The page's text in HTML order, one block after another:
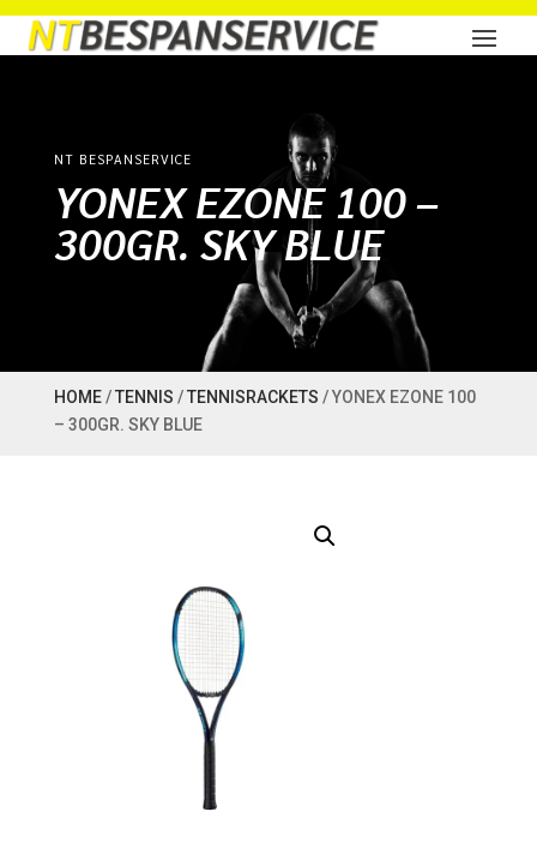
NT BESPANSERVICE
YONEX EZONE 100 –
300GR. SKY BLUE
HOME/TENNIS /TENNISRACKETS / YONEX EZONE 100
– 300GR. SKY BLUE